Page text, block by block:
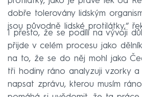
dobře tolerovány lidským
jsou původně lidské protilátky,“
I přesto, že se podílí na vývoji
přijde v celém procesu jako
na to, že se do něj mohl jako
tři hodiny ráno analyzuji vzorky a
napsat zprávu, kterou musím